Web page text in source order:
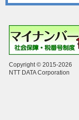
Copyright © 2015-2026
NTT DATA Corporation